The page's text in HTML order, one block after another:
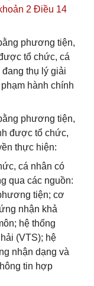
2 Điều 14
phương tiện,
tổ chức, cá
thụ lý giải
hành chính
phương tiện,
được tổ chức,
thực hiện:
cá nhân có
qua các nguồn:
tiện; cơ
nhận khả
hệ thống
(VTS); hệ
nhận dạng và
tin hợp